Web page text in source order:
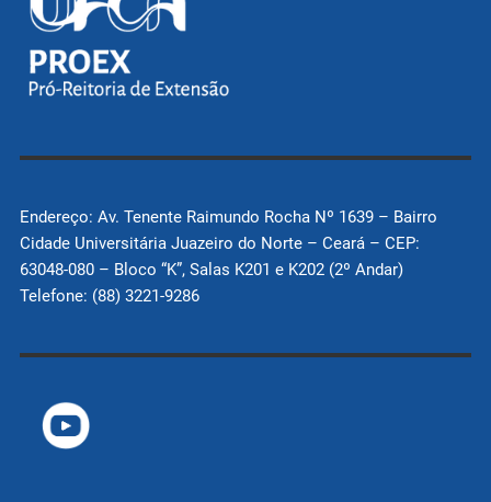
Endereço: Av. Tenente Raimundo Rocha Nº 1639 – Bairro
Cidade Universitária Juazeiro do Norte – Ceará – CEP:
63048-080 – Bloco “K”, Salas K201 e K202 (2º Andar)
Telefone: (88) 3221-9286